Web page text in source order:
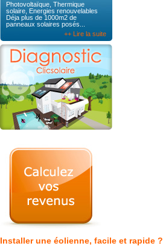
Photovoltaïque, Thermique
solaire, Energies renouvelables
Déja plus de 1000m2 de
panneaux solaires posés...
++ Lire la suite
Installer une éolienne, facile et rapide ?